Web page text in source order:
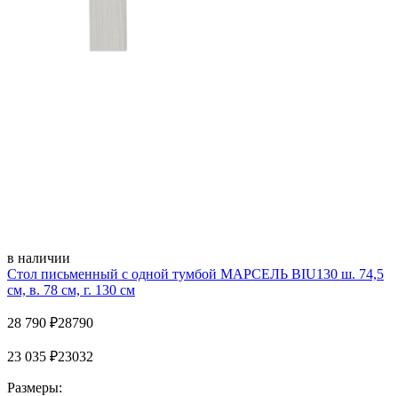
в наличии
Стол письменный с одной тумбой МАРСЕЛЬ BIU130 ш. 74,5
см, в. 78 см, г. 130 см
28 790 ₽28790
23 035 ₽23032
Размеры: